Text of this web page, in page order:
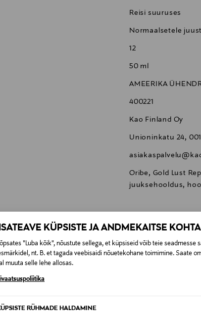
KÜPSISTE JA ANDMEKAITSE KOHTA
"Luba kõik", nõustute sellega, et küpsiseid võib teie seadmesse
nt. B. et tagada veebisaidi nõuetekohane toimimine. Saate
muuta selle lehe allosas.
RÜHMADE HALDAMINE
Reisi suuruses
Normaalsetele
12
50 ml
AMEERIKA
400221
Kao Finland Oy
Unioninkatu 24,
Oribe, Gold Lust
juuksehooldus,
0,00 €
esitamata lepingust taganeda 30 päeva jooksul alates
Tagastatavad suletud pakendis kosmeetika- ja
KA